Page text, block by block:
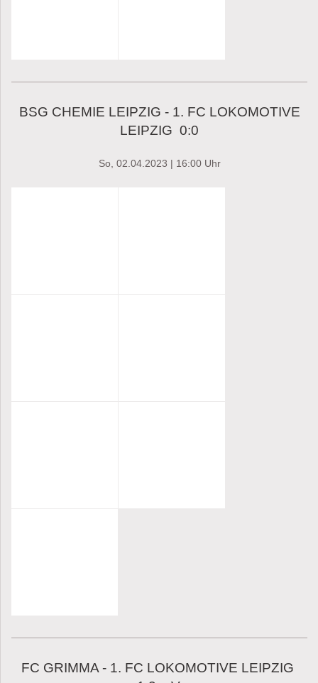
BSG CHEMIE LEIPZIG - 1. FC LOKOMOTIVE
LEIPZIG 0:0
So, 02.04.2023 | 16:00 Uhr
FC GRIMMA - 1. FC LOKOMOTIVE LEIPZIG